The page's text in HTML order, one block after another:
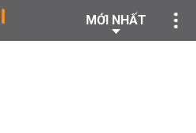
MỚI NHẤT